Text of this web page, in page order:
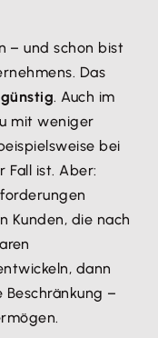
– und schon bist
Das
. Auch im
mit weniger
bei
Fall ist. Aber:
Kunden, die nach
dann
–